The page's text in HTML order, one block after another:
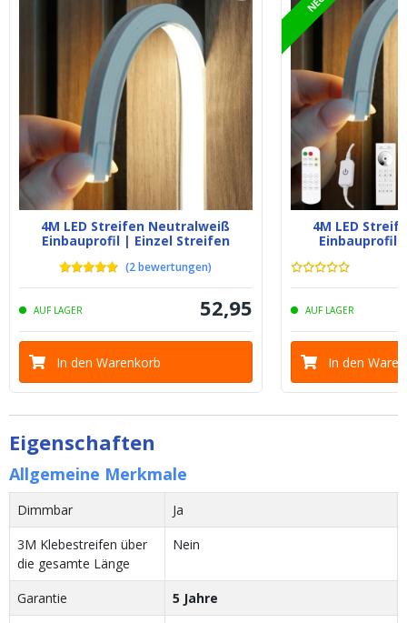
4M LED Streifen Neutralweiß
Einbauprofil | Einzel Streifen
(2bewertungen)
AUF LAGER 52,95
In den Warenkorb
4M LED
Einbauprofil
AUF LAGER
In den
Eigenschaften
Allgemeine Merkmale
Dimmbar
Ja
3M Klebestreifen über
die gesamte Länge
Nein
Garantie
5 Jahre